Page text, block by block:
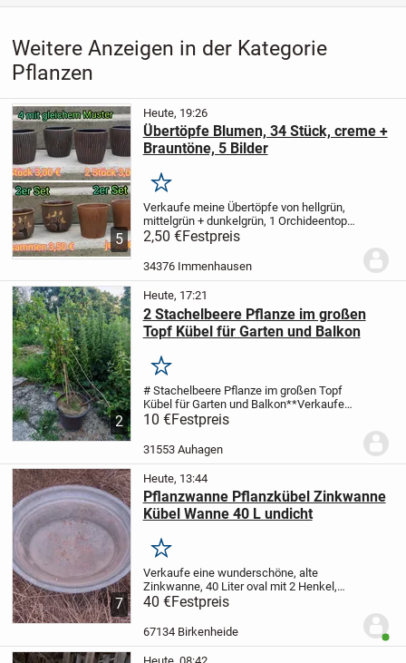
Weitere Anzeigen in der Kategorie
Pflanzen
5
Heute, 19:26
Übertöpfe Blumen, 34 Stück, creme +
Brauntöne, 5 Bilder
Merken
Verkaufe meine Übertöpfe von hellgrün,
mittelgrün + dunkelgrün, 1 Orchideentopf,
1 Schale,Preise siehe Bilder,
nicht mehr zur Kücheneinrichtung.
verschiedene Größen,
2,50 €Festpreis
34376 Immenhausen
2
Heute, 17:21
2 Stachelbeere Pflanze im großen
Topf Kübel für Garten und Balkon
Merken
# Stachelbeere Pflanze im großen Topf
Kübel für Garten und Balkon**Verkaufe
einen gesunden und kräftig gewachsenen
Stachelbeerstrauch im praktischen
Pflanzkübel**Die Pflanze ist gut
angewurzelt...
10 €Festpreis
31553 Auhagen
7
Heute, 13:44
Pflanzwanne Pflanzkübel Zinkwanne
Kübel Wanne 40 L undicht
Merken
Verkaufe eine wunderschöne, alte
Zinkwanne, 40 Liter oval mit 2 Henkel,
Pflanzwanne, Pflanzkübel, Kübel, Wanne,
Brenk, Maße: ca. 41 cm x 33 cm, an den
Griffen 46 cm breit, Höhe 17,5 cm, , an
den...
40 €Festpreis
67134 Birkenheide